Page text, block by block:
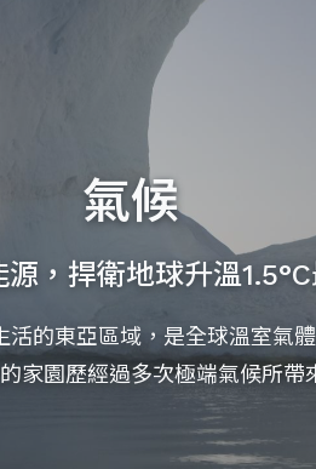
氣候
，捍衛地球升溫1.5°C
的東亞區域，是全球溫室氣
家園歷經過多次極端氣候所帶